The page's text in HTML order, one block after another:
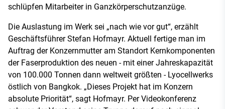
schlüpfen Mitarbeiter in Ganzkörperschutzanzüge.
Die Auslastung im Werk sei „nach wie vor gut“, erzählt
Geschäftsführer Stefan Hofmayr. Aktuell fertige man im
Auftrag der Konzernmutter am Standort Kernkomponenten
der Faserproduktion des neuen - mit einer Jahreskapazität
von 100.000 Tonnen dann weltweit größten - Lyocellwerks
östlich von Bangkok. „Dieses Projekt hat im Konzern
absolute Priorität“, sagt Hofmayr. Per Videokonferenz